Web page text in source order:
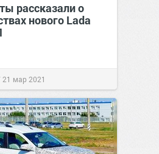
рассказали о
нового Lada
21 мар 2021